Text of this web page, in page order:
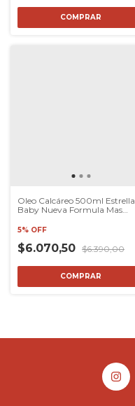
COMPRAR
Oleo Calcáreo 500ml Estrella
Baby Nueva Formula Mas
5% OFF
$6.070,50 $6.390,00